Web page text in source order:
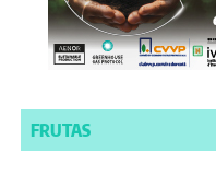
FRUTAS